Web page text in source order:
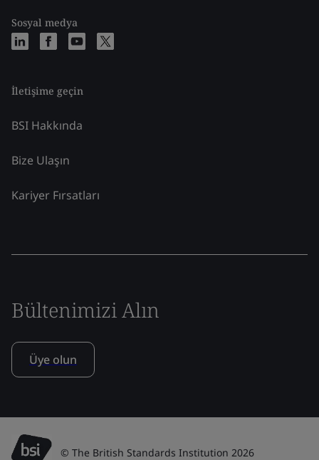
Sosyal medya
İletişime geçin
BSI Hakkında
Bize Ulaşın
Kariyer Fırsatları
Bültenimizi Alın
Üye olun
© The British Standards Institution 2026